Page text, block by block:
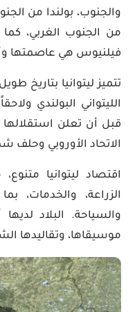
والجنوب، بولندا من
من الجنوب الغربي،
فيلنيوس هي عاصمتها
تتميز ليتوانيا بتاريخ
الليتواني البولندي
الاتحاد الأوروبي وحلف
اقتصاد ليتوانيا
الزراعة، والخدمات،
والسياحة. البلاد لديها
موسيقاها، وتقاليدها